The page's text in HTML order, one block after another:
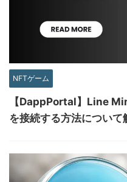
NFTゲーム
【DappPortal】Line
を接続する方法について